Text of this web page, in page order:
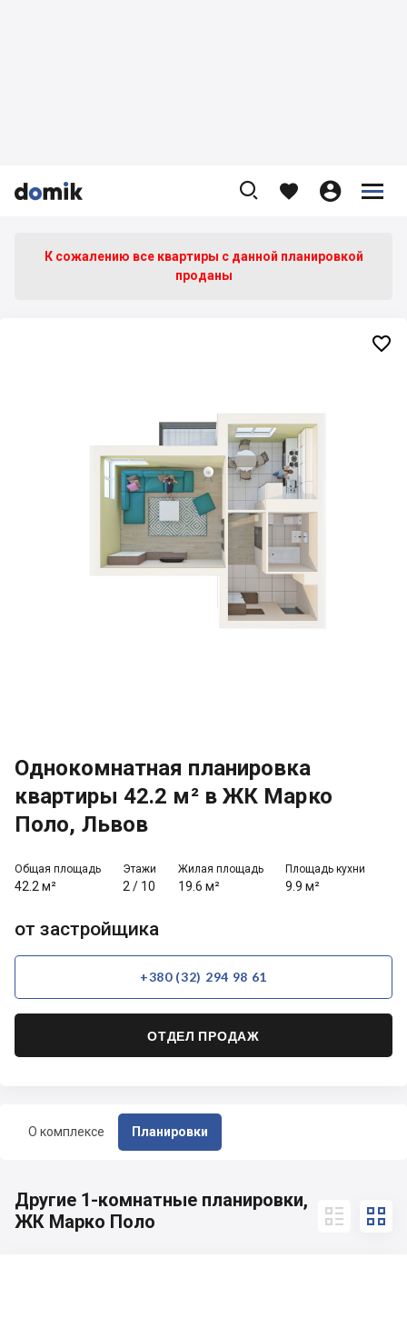


    


О комплексе Планировки
К сожалению все квартиры c данной планировкой
проданы
Однокомнатная планировка
квартиры 42.2 м² в ЖК Марко
Поло, Львов
Общая площадь
42.2 м²
Этажи
2 / 10
Жилая площадь
19.6 м²
Площадь кухни
9.9 м²
от застройщика
+380 (32) 294 98 61
ОТДЕЛ ПРОДАЖ

Другие 1-комнатные планировки,
ЖК Марко Поло
 